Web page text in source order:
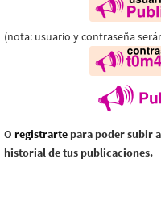
(nota: usuario y contraseña
O registrarte para poder subir
historial de tus publicaciones.